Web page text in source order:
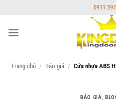
nội
Trang chủ / Báo giá / Cửa nhựa ABS
BÁO GIÁ,